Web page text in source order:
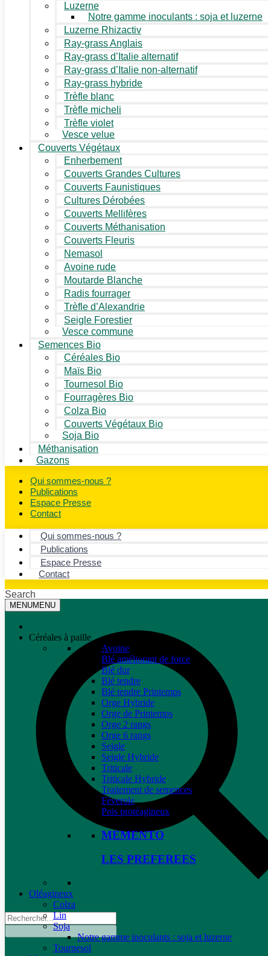
Luzerne
Notre gamme inoculants : soja et luzerne
Luzerne Rhizactiv
Ray-grass Anglais
Ray-grass d’Italie alternatif
Ray-grass d’Italie non-alternatif
Ray-grass hybride
Trèfle blanc
Trèfle micheli
Trèfle violet
Vesce velue
Couverts Végétaux
Enherbement
Couverts Grandes Cultures
Couverts Faunistiques
Cultures Dérobées
Couverts Mellifères
Couverts Méthanisation
Couverts Fleuris
Nemasol
Avoine rude
Moutarde Blanche
Radis fourrager
Trèfle d’Alexandrie
Seigle Forestier
Vesce commune
Semences Bio
Céréales Bio
Maïs Bio
Tournesol Bio
Fourragères Bio
Colza Bio
Couverts Végétaux Bio
Soja Bio
Méthanisation
Gazons
Qui sommes-nous ?
Publications
Espace Presse
Contact
Qui sommes-nous ?
Publications
Espace Presse
Contact
Search
MENUMENU
Céréales à paille
Avoine
Blé améliorant de force
Blé dur
Blé tendre
Blé tendre Printemps
Orge Hybride
Orge de Printemps
Orge 2 rangs
Orge 6 rangs
Seigle
Seigle Hybride
Triticale
Triticale Hybride
Traitement de semences
Féverole
Pois protéagineux
MEMENTO
LES PREFEREES
Oléagineux
Colza
Lin
Soja
Notre gamme inoculants : soja et luzerne
Tournesol